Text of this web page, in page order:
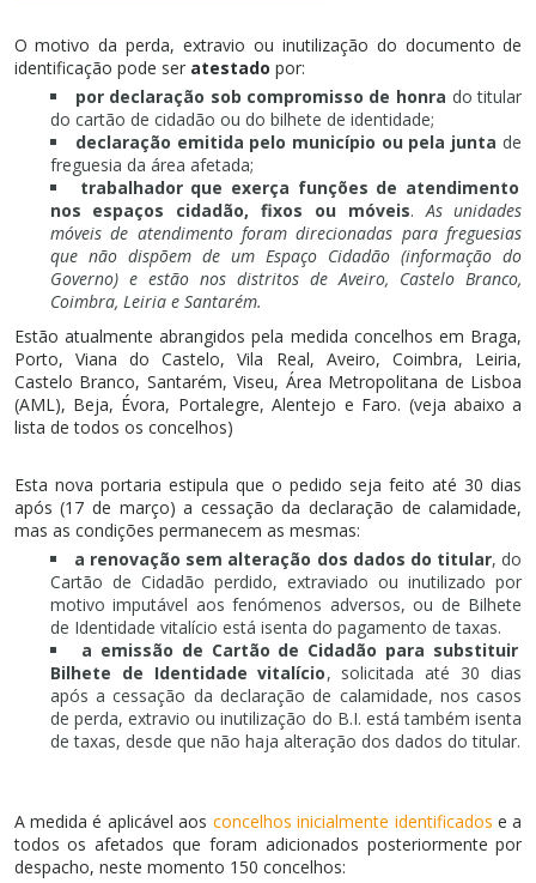
O motivo da perda, extravio ou inutilização do documento de
identificação pode ser atestado por:
por declaração sob compromisso de honra do titular
do cartão de cidadão ou do bilhete de identidade;
declaração emitida pelo município ou pela junta de
freguesia da área afetada;
trabalhador que exerça funções de atendimento
nos espaços cidadão, fixos ou móveis.As unidades
móveis de atendimento foram direcionadas para freguesias
que não dispõem de um Espaço Cidadão (informação do
Governo) e estão nos distritos de Aveiro, Castelo Branco,
Coimbra, Leiria e Santarém.
Estão atualmente abrangidos pela medida concelhos em Braga,
Porto, Viana do Castelo, Vila Real, Aveiro, Coimbra, Leiria,
Castelo Branco, Santarém, Viseu, Área Metropolitana de Lisboa
(AML), Beja, Évora, Portalegre, Alentejo e Faro. (veja abaixo a
lista de todos os concelhos)
Esta nova portaria estipula que o pedido seja feito até 30 dias
após (17 de março) a cessação da declaração de calamidade,
mas as condições permanecem as mesmas:
a renovação sem alteração dos dados do titular, do
Cartão de Cidadão perdido, extraviado ou inutilizado por
motivo imputável aos fenómenos adversos, ou de Bilhete
de Identidade vitalício está isenta do pagamento de taxas.
a emissão de Cartão de Cidadão para substituir
Bilhete de Identidade vitalício, solicitada até 30 dias
após a cessação da declaração de calamidade, nos casos
de perda, extravio ou inutilização do B.I. está também isenta
de taxas, desde que não haja alteração dos dados do titular.
A medida é aplicável aos concelhos inicialmente identificados e a
todos os afetados que foram adicionados posteriormente por
despacho, neste momento 150 concelhos: